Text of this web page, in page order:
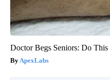
Doctor Begs Seniors: Do
ApexLabs